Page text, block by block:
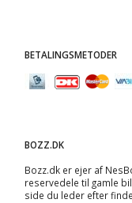
BETALINGSMETODER
BOZZ.DK
Bozz.dk er ejer af
reservedele til gamle
side du leder efter